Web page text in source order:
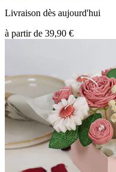
Livraison dès aujourd'hui
à partir de 39,90 €